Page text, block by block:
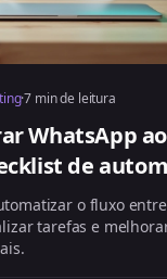
·7 min de leitura
WhatsApp
de
o fluxo
tarefas e